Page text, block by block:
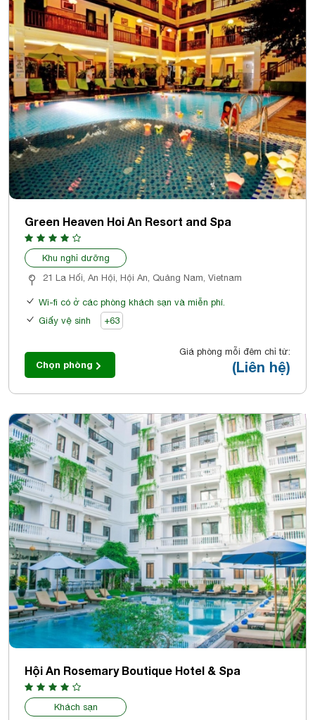
Green Heaven Hoi An Resort and Spa
Khu nghỉ dưỡng
21 La Hối, An Hội, Hội An, Quảng Nam, Vietnam
Wi-fi có ở các phòng khách sạn và miễn phí.
Giấy vệ sinh
+63
Giá phòng mỗi đêm chỉ từ:
(Liên hệ)
Chọn phòng
Hội An Rosemary Boutique Hotel & Spa
Khách sạn